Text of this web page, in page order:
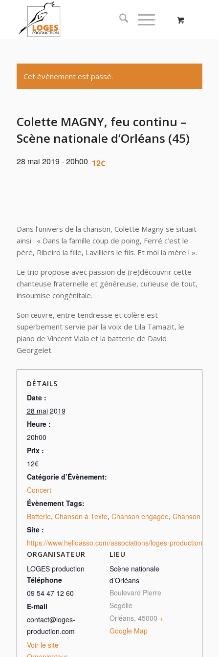
Cet évènement est passé.
Colette MAGNY, feu continu –
Scène nationale d’Orléans (45)
28 mai 2019 - 20h00 12€
Dans l’univers de la chanson, Colette Magny se situait
ainsi : « Dans la famille coup de poing, Ferré c’est le
père, Ribeiro la fille, Lavilliers le fils. Et moi la mère ! ».
Le trio propose avec passion de (re)découvrir cette
chanteuse fraternelle et généreuse, curieuse de tout,
insoumise congénitale.
Son œuvre, entre tendresse et colère est
superbement servie par la voix de Lila Tamazit, le
piano de Vincent Viala et la batterie de David
Georgelet.
DÉTAILS
Date :
28 mai 2019
Heure :
20h00
Prix :
12€
Catégorie d’Évènement:
Concert
Évènement Tags:
Batterie, Chanson à Texte, Chanson engagée, Chanson
Site :
https://www.helloasso.com/associations/loges-production/
LIEU
Scène nationale
d’Orléans
Boulevard Pierre
Segelle
Orléans, 45000 +
Google Map
ORGANISATEUR
LOGES production
Téléphone
09 54 47 12 60
E-mail
contact@loges-
production.com
Voir le site